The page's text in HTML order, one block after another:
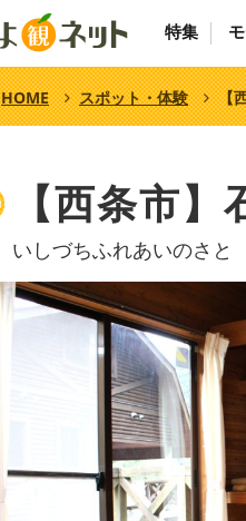
特集
HOME スポット・体験 【
【西条市
いしづちふれあいのさと